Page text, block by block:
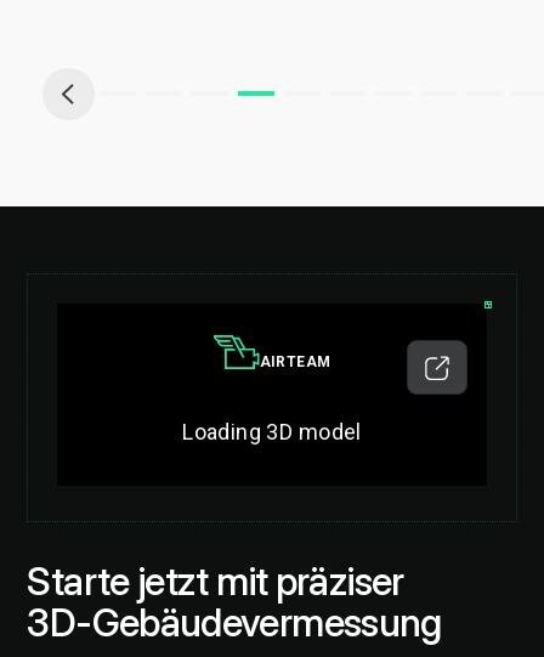
Starte jetzt mit präziser
3D-Gebäudevermessung